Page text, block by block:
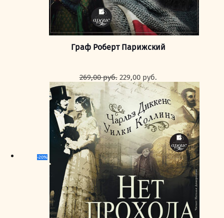
Граф Роберт Парижский
269,00руб. Первоначальная
цена
составляла
269,00 руб..
229,00 руб.
цена:
229,00 руб..
-20%